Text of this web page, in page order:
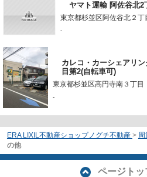
ヤマト運輸 阿佐谷北2
東京都杉並区阿佐谷北２丁
-
カレコ・カーシェアリ
目第2(自転車可)
東京都杉並区高円寺南３丁目
-
ERA LIXIL不動産ショップノグチ不動産 > 周
の他
ページトッ